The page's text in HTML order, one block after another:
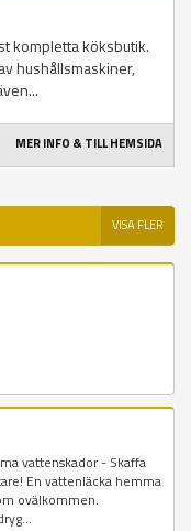
kompletta köksbutik.
hushållsmaskiner,
MER INFO & TILL HEMSIDA
VISA FLER
vattenskador - Skaffa
En vattenläcka hemma
ovälkommen.